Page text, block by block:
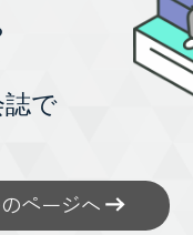
誌で
ページへ